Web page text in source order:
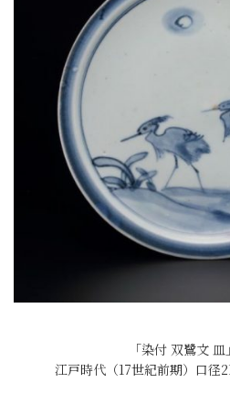
「染付 双鷺文
江戸時代（17世紀前期）口